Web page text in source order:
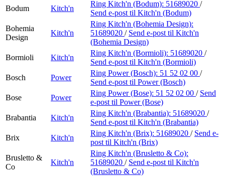
Bodum Kitch'n
Ring Kitch'n (Bodum): 51689020 /
Send e-post til Kitch'n (Bodum)
Bohemia
Design
Kitch'n
Ring Kitch'n (Bohemia Design):
51689020 / Send e-post til Kitch'n
(Bohemia Design)
Bormioli
Kitch'n
Ring Kitch'n (Bormioli): 51689020 /
Send e-post til Kitch'n (Bormioli)
Bosch
Power
Ring Power (Bosch): 51 52 02 00 /
Send e-post til Power (Bosch)
Bose
Power
Ring Power (Bose): 51 52 02 00 / Send
e-post til Power (Bose)
Brabantia
Kitch'n
Ring Kitch'n (Brabantia): 51689020 /
Send e-post til Kitch'n (Brabantia)
Brix
Kitch'n
Ring Kitch'n (Brix): 51689020 / Send e-
post til Kitch'n (Brix)
Brusletto &
Co
Kitch'n
Ring Kitch'n (Brusletto & Co):
51689020 / Send e-post til Kitch'n
(Brusletto & Co)